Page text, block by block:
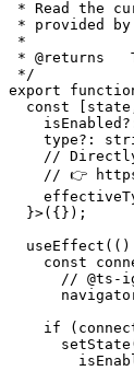
//
/**
* Read the
* provided
*
* @returns
export
const
type?:
//
  }>({});
useEffect(()
// @ts-